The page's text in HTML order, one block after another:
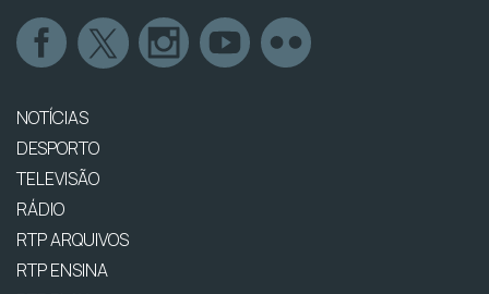
NOTÍCIAS
DESPORTO
TELEVISÃO
RÁDIO
RTP ARQUIVOS
RTP ENSINA